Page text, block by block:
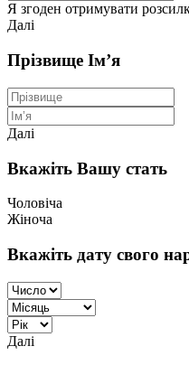
Я згоден отримувати
Далі
Прізвище Ім’я
Далі
Вкажіть Вашу стать
Чоловіча
Жіноча
Вкажіть дату свого
Далі